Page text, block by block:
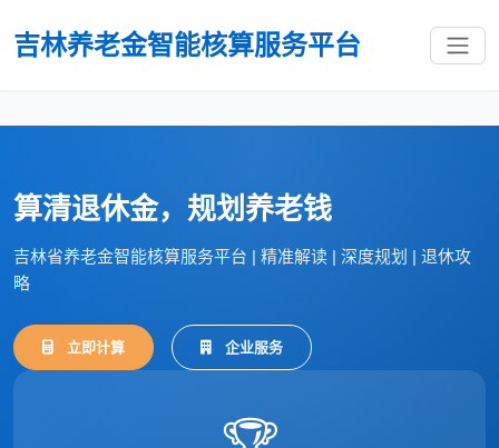
吉林养老金智能核算服务平台
算清退休金，规划养老钱
吉林省养老金智能核算服务平台 | 精准解读 | 深度规划 | 退休攻
略
立即计算 企业服务